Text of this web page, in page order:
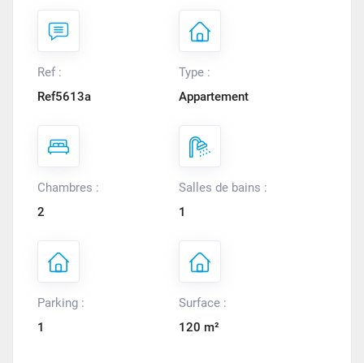
Ref :
Ref5613a
Type :
Appartement
Chambres :
2
Salles de bains :
1
Parking :
1
Surface :
120 m²